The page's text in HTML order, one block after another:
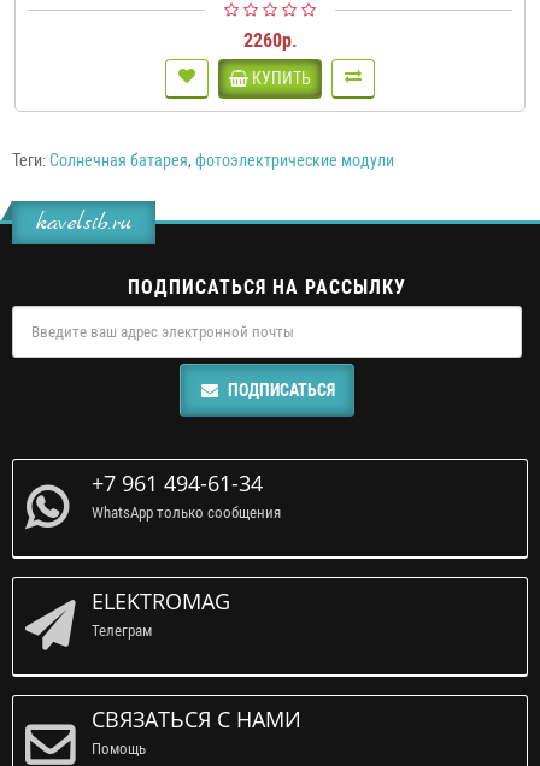
2260р.
КУПИТЬ
Теги:Солнечная батарея, фотоэлектрические модули
kavelsib.ru
ПОДПИСАТЬСЯ НА РАССЫЛКУ
ПОДПИСАТЬСЯ
+7 961 494-61-34
WhatsApp только сообщения
ELEKTROMAG
Телеграм
СВЯЗАТЬСЯ С НАМИ
Помощь